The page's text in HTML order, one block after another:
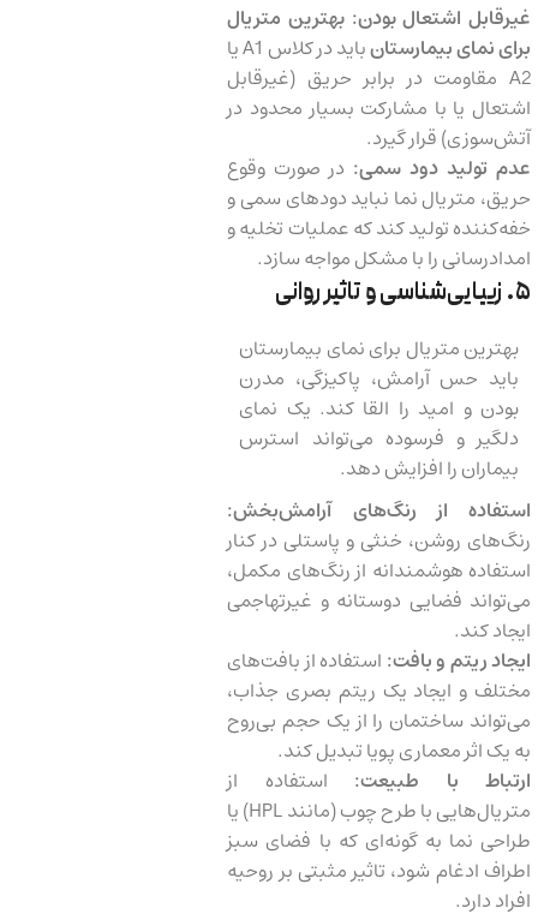
غیرقابل اشتعال بودن: بهترین متریال
برای نمای بیمارستان
باید در کلاس A1 یا
A2 مقاومت در برابر حریق (غیرقابل
اشتعال یا با مشارکت بسیار محدود در
آتش‌سوزی) قرار گیرد.
عدم تولید دود سمی: در صورت وقوع
حریق، متریال نما نباید دودهای سمی و
خفه‌کننده تولید کند که عملیات تخلیه و
امدادرسانی را با مشکل مواجه سازد.
۵. زیبایی‌شناسی و تاثیر روانی
بهترین متریال برای نمای بیمارستان
باید حس آرامش، پاکیزگی، مدرن
بودن و امید را القا کند. یک نمای
دلگیر و فرسوده می‌تواند استرس
بیماران را افزایش دهد.
استفاده از رنگ‌های آرامش‌بخش:
رنگ‌های روشن، خنثی و پاستلی در کنار
استفاده هوشمندانه از رنگ‌های مکمل،
می‌تواند فضایی دوستانه و غیرتهاجمی
ایجاد کند.
ایجاد ریتم و بافت: استفاده از بافت‌های
مختلف و ایجاد یک ریتم بصری جذاب،
می‌تواند ساختمان را از یک حجم بی‌روح
به یک اثر معماری پویا تبدیل کند.
ارتباط با طبیعت: استفاده از
متریال‌هایی با طرح چوب (مانند HPL) یا
طراحی نما به گونه‌ای که با فضای سبز
اطراف ادغام شود، تاثیر مثبتی بر روحیه
افراد دارد.